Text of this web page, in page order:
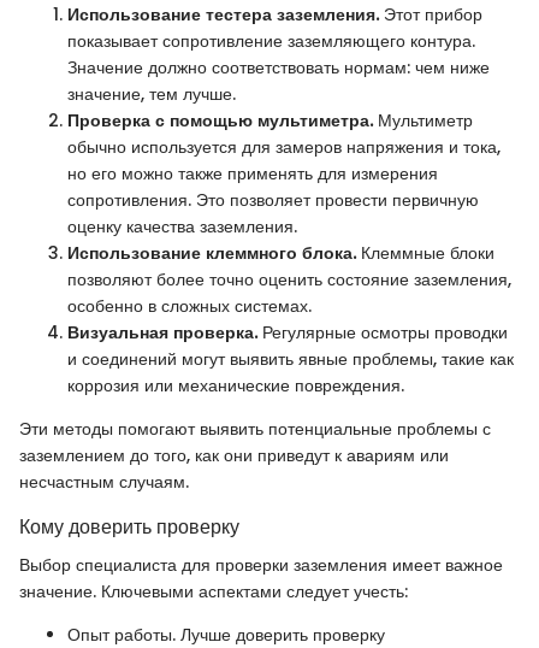
Использование тестера заземления.Этот прибор
показывает сопротивление заземляющего контура.
Значение должно соответствовать нормам: чем ниже
значение, тем лучше.
Проверка с помощью мультиметра.Мультиметр
обычно используется для замеров напряжения и тока,
но его можно также применять для измерения
сопротивления. Это позволяет провести первичную
оценку качества заземления.
Использование клеммного блока.Клеммные блоки
позволяют более точно оценить состояние заземления,
особенно в сложных системах.
Визуальная проверка.Регулярные осмотры проводки
и соединений могут выявить явные проблемы, такие как
коррозия или механические повреждения.
Эти методы помогают выявить потенциальные проблемы с
заземлением до того, как они приведут к авариям или
несчастным случаям.
Кому доверить проверку
Выбор специалиста для проверки заземления имеет важное
значение. Ключевыми аспектами следует учесть:
Опыт работы. Лучше доверить проверку